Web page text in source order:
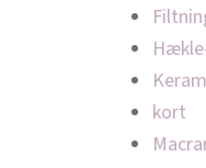
kort